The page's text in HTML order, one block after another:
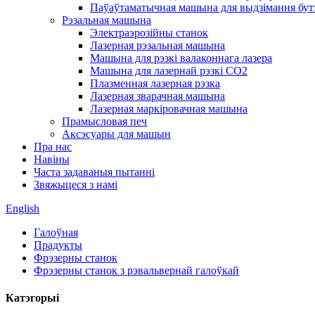
Паўаўтаматычная машына для выдзімання
Рэзальная машына
Электраэрозійны станок
Лазерная рэзальная машына
Машына для рэзкі валаконнага лазера
Машына для лазернай рэзкі CO2
Плазменная лазерная рэзка
Лазерная зварачная машына
Лазерная маркіровачная машына
Прамысловая печ
Аксэсуары для машын
Пра нас
Навіны
Часта задаваныя пытанні
Звяжыцеся з намі
English
Галоўная
Прадукты
Фрэзерны станок
Фрэзерны станок з рэвальвернай галоўкай
Катэгорыі